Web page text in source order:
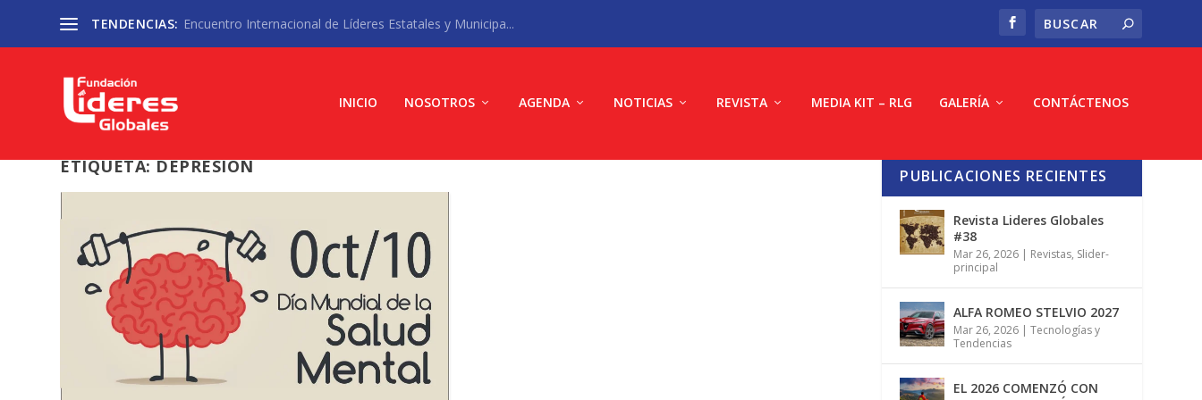
TENDENCIAS: Encuentro Internacional de Líderes Estatales y Municipa...
INICIO NOSOTROS AGENDA NOTICIAS REVISTA MEDIA KIT – RLG GALERÍA CONTÁCTENOS
ETIQUETA:DEPRESIÓN PUBLICACIONES RECIENTES
Revista Lideres Globales
#38
Mar 26, 2026 | Revistas, Slider-
principal
ALFA ROMEO STELVIO 2027
Mar 26, 2026 |Tecnologías y
Tendencias
EL 2026 COMENZÓ CON